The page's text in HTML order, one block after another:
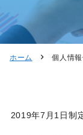
ホーム 個人情
2019年7月1日制